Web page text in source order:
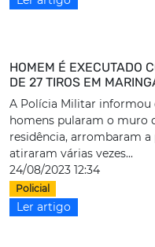
HOMEM É EXECUTADO
DE 27 TIROS EM
A Polícia Militar informou
homens pularam o muro
residência, arrombaram a
atiraram várias vezes...
24/08/2023 12:34
Policial
Ler artigo